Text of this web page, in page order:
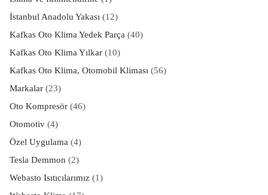
İstanbul Anadolu Yakası (12)
Kafkas Oto Klima Yedek Parça (40)
Kafkas Oto Klima Yılkar(10)
Kafkas Oto Klima, Otomobil Kliması (56)
Markalar(23)
Oto Kompresör(46)
Otomotiv(4)
Özel Uygulama (4)
Tesla Demmon (2)
Webasto Isıtıcılarımız(1)